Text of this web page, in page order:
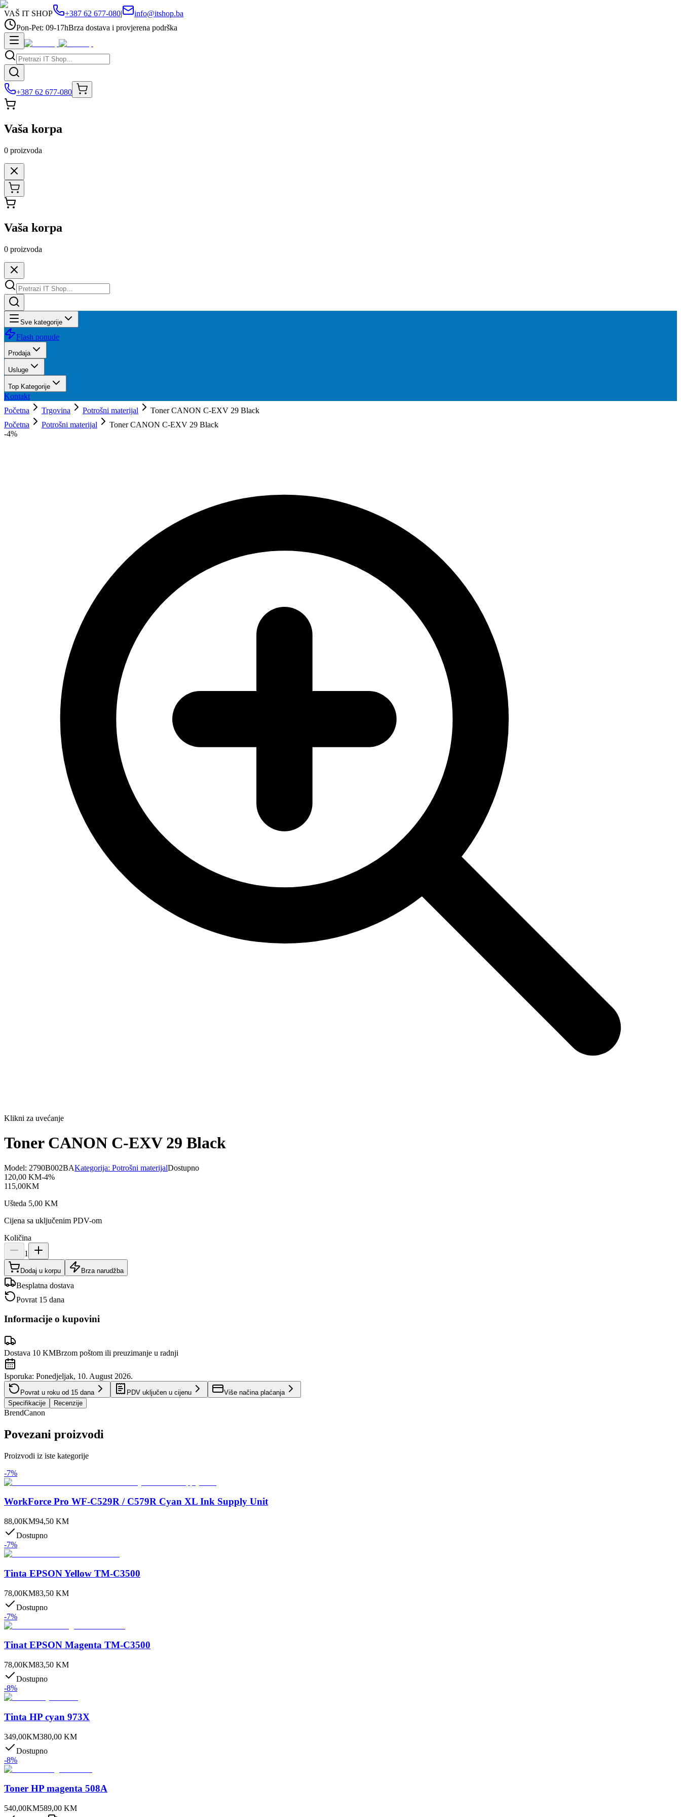
VAŠ IT SHOP +387 62 677-080|
info@itshop.ba
Pon-Pet: 09-17hBrza dostava i provjerena podrška
+387 62 677-080
Vaša korpa
0 proizvoda
Vaša korpa
0 proizvoda
Sve kategorije
Flash ponude
Prodaja
Usluge
Top Kategorije
Kontakt
Početna
Trgovina Potrošni materijal
Toner CANON C-EXV 29 Black
Početna
Potrošni materijal
Toner CANON C-EXV 29 Black
-4%
Klikni za uvećanje
Toner CANON C-EXV 29 Black
Model: 2790B002BAKategorija: Potrošni materijalDostupno
120,00 KM-4%
115,00KM
Ušteda 5,00 KM
Cijena sa uključenim PDV-om
Količina
1
Dodaj u korpu Brza narudžba
Besplatna dostava
Povrat 15 dana
Informacije o kupovini
Dostava 10 KMBrzom poštom ili preuzimanje u radnji
Isporuka: Ponedjeljak, 10. August 2026.
Povrat u roku od 15 dana PDV uključen u cijenu
Više načina plaćanja
Specifikacije
Recenzije
BrendCanon
Povezani proizvodi
Proizvodi iz iste kategorije
-7%
WorkForce Pro WF-C529R / C579R Cyan XL Ink Supply Unit
88,00KM94,50 KM
Dostupno
-7%
Tinta EPSON Yellow TM-C3500
78,00KM83,50 KM
Dostupno
-7%
Tinat EPSON Magenta TM-C3500
78,00KM83,50 KM
Dostupno
-8%
Tinta HP cyan 973X
349,00KM380,00 KM
Dostupno
-8%
Toner HP magenta 508A
540,00KM589,00 KM